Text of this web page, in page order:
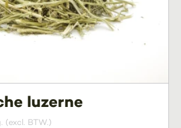
luzerne
(excl. BTW.)